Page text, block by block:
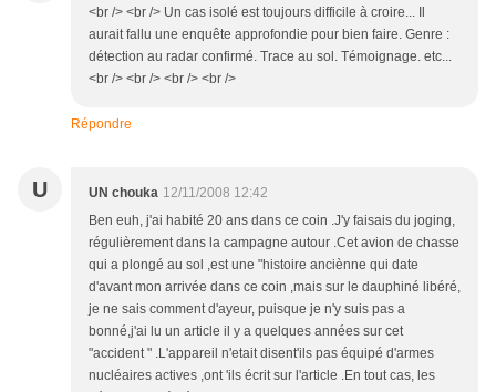
<br /> <br /> Un cas isolé est toujours difficile à croire... Il
aurait fallu une enquête approfondie pour bien faire. Genre :
détection au radar confirmé. Trace au sol. Témoignage. etc...
<br /> <br /> <br /> <br />
Répondre
U UN chouka 12/11/2008 12:42
Ben euh, j'ai habité 20 ans dans ce coin .J'y faisais du joging,
régulièrement dans la campagne autour .Cet avion de chasse
qui a plongé au sol ,est une "histoire anciènne qui date
d'avant mon arrivée dans ce coin ,mais sur le dauphiné libéré,
je ne sais comment d'ayeur, puisque je n'y suis pas a
bonné,j'ai lu un article il y a quelques années sur cet
"accident " .L'appareil n'etait disent'ils pas équipé d'armes
nucléaires actives ,ont 'ils écrit sur l'article .En tout cas, les